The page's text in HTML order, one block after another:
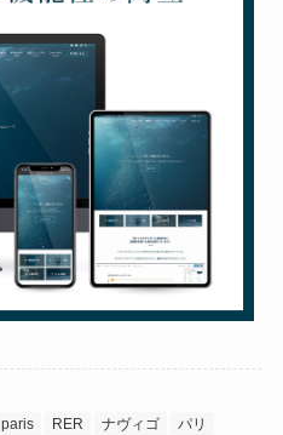
paris RER ナヴィゴ パリ